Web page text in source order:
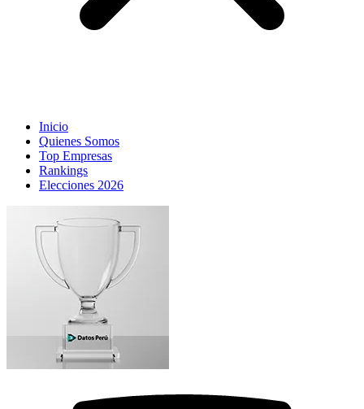
Inicio
Quienes Somos
Top Empresas
Rankings
Elecciones 2026